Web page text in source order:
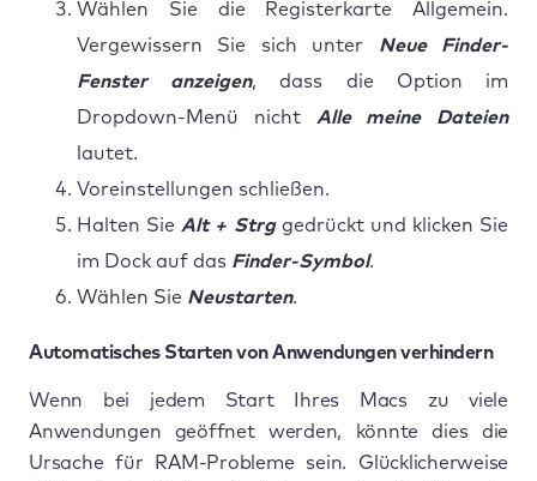
Wählen Sie die Registerkarte Allgemein.
Vergewissern Sie sich unter Neue Finder-
Fenster anzeigen, dass die Option im
Dropdown-Menü nicht Alle meine Dateien
lautet.
Voreinstellungen schließen.
Halten Sie Alt + Strggedrückt und klicken Sie
im Dock auf das Finder-Symbol.
Wählen Sie Neustarten.
Automatisches Starten von Anwendungen verhindern
Wenn bei jedem Start Ihres Macs zu viele
Anwendungen geöffnet werden, könnte dies die
Ursache für RAM-Probleme sein. Glücklicherweise